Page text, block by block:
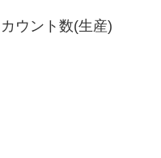
ウント数(生産)